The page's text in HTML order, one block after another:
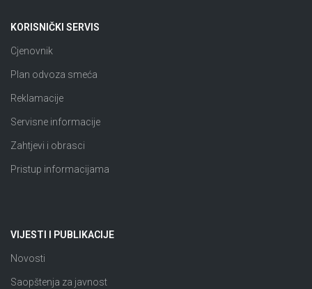
KORISNIČKI SERVIS
Cjenovnik
Plan odvoza smeća
Reklamacije
Servisne informacije
Zahtjevi i obrasci
Pristup informacijama
VIJESTI I PUBLIKACIJE
Novosti
Saopštenja za javnost